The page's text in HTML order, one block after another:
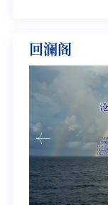
回澜阁